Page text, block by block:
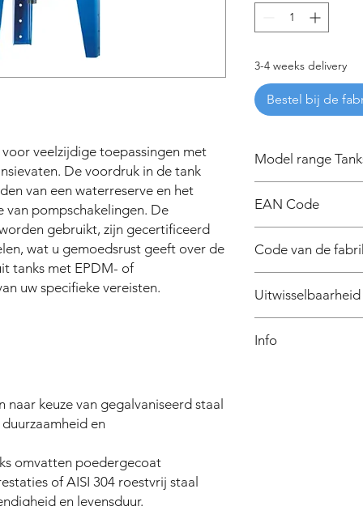
veelzijdige toepassingen met
De voordruk in de tank
van een waterreserve en het
van pompschakelingen. De
gebruikt, zijn gecertificeerd
wat u gemoedsrust geeft over de
tanks met EPDM- of
uw specifieke vereisten.
naar keuze van gegalvaniseerd staal
en
omvatten poedergecoat
of AISI 304 roestvrij staal
en levensduur.
3-4 weeks delivery
Bestel bij de
Model range
MODEL
AV8
AV50
AV60
EAN Code
Code van de
Info